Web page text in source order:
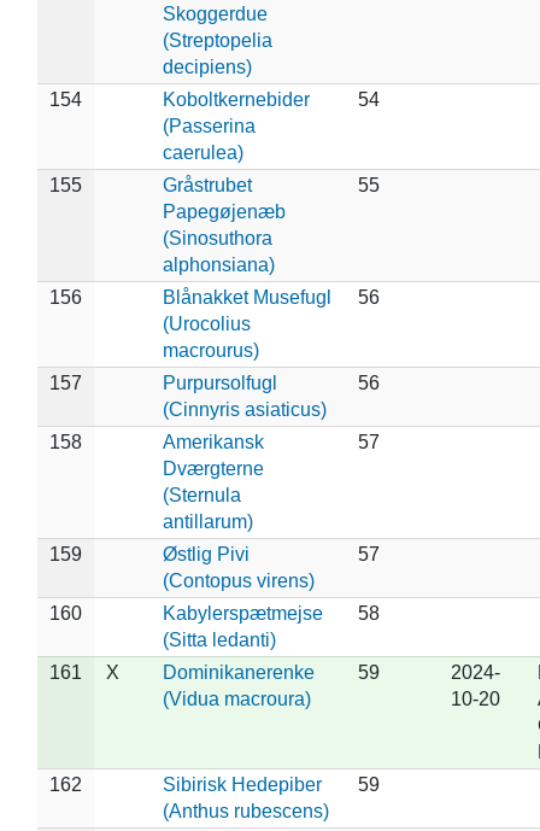
Skoggerdue
(Streptopelia
decipiens)
154
Koboltkernebider
(Passerina
caerulea)
54
155
Gråstrubet
Papegøjenæb
(Sinosuthora
alphonsiana)
55
156
Blånakket Musefugl
(Urocolius
macrourus)
56
157
Purpursolfugl
(Cinnyris asiaticus)
56
158
Amerikansk
Dværgterne
(Sternula
antillarum)
57
159
Østlig Pivi
(Contopus virens)
57
160
Kabylerspætmejse
(Sitta ledanti)
58
161 X
Dominikanerenke
(Vidua macroura)
59
2024-
10-20
162
Sibirisk Hedepiber
(Anthus rubescens)
59